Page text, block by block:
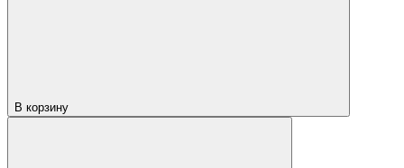
В корзину